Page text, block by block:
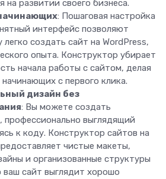
на развитии своего бизнеса.
: Пошаговая настройка
интерфейс позволяют
создать сайт на WordPress,
опыта. Конструктор убирает
начала работы с сайтом, делая
с первого клика.
дизайн без
: Вы можете создать
профессионально выглядящий
к коду. Конструктор сайтов на
чистые макеты,
и организованные структуры
ваш сайт выглядит хорошо